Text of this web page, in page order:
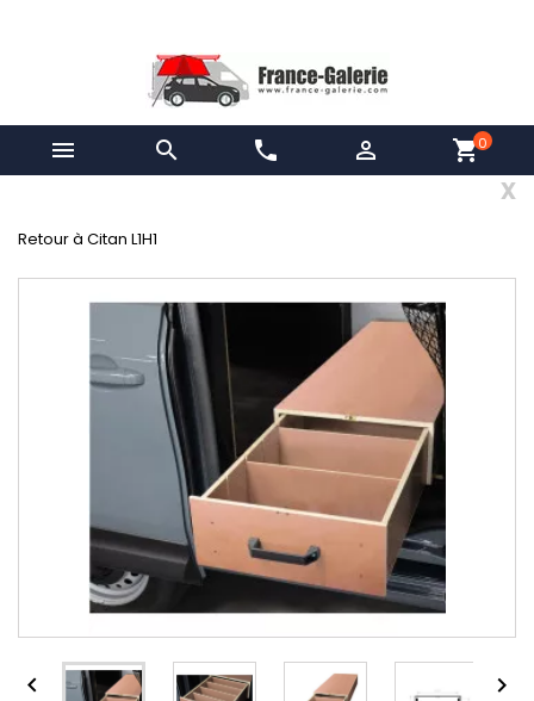
  phone  shopping_cart0
x
Retour à Citan L1H1
 